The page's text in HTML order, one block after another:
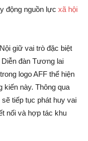
động nguồn lực xã hội
giữ vai trò đặc biệt
đàn Tương lai
logo AFF thể hiện
kiến này. Thông qua
tiếp tục phát huy vai
nối và hợp tác khu